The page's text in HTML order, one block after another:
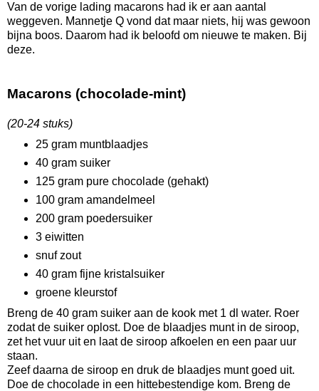
Van de vorige lading macarons had ik er aan aantal
weggeven. Mannetje Q vond dat maar niets, hij was gewoon
bijna boos. Daarom had ik beloofd om nieuwe te maken. Bij
deze.
Macarons (chocolade-mint)
(20-24 stuks)
25 gram muntblaadjes
40 gram suiker
125 gram pure chocolade (gehakt)
100 gram amandelmeel
200 gram poedersuiker
3 eiwitten
snuf zout
40 gram fijne kristalsuiker
groene kleurstof
Breng de 40 gram suiker aan de kook met 1 dl water. Roer
zodat de suiker oplost. Doe de blaadjes munt in de siroop,
zet het vuur uit en laat de siroop afkoelen en een paar uur
staan.
Zeef daarna de siroop en druk de blaadjes munt goed uit.
Doe de chocolade in een hittebestendige kom. Breng de